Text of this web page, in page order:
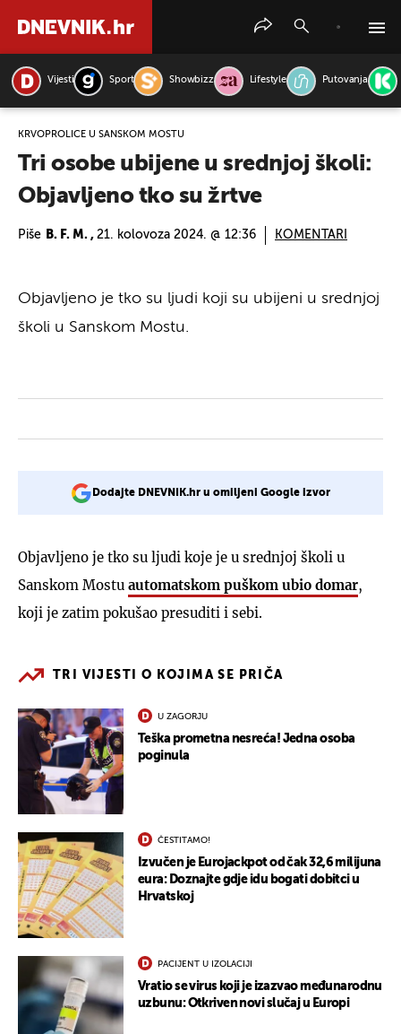
Vijesti Sport Showbizz Lifestyle Putovanja
KRVOPROLIĆE U SANSKOM MOSTU
Tri osobe ubijene u srednjoj školi:
Objavljeno tko su žrtve
Piše B. F. M. , 21. kolovoza 2024. @ 12:36 KOMENTARI
Objavljeno je tko su ljudi koji su ubijeni u srednjoj
školi u Sanskom Mostu.
Dodajte DNEVNIK.hr u omiljeni Google izvor
Objavljeno je tko su ljudi koje je u srednjoj školi u
Sanskom Mostu automatskom puškom ubio domar,
koji je zatim pokušao presuditi i sebi.
TRI VIJESTI O KOJIMA SE PRIČA
U ZAGORJU
Teška prometna nesreća! Jedna osoba
poginula
ČESTITAMO!
Izvučen je Eurojackpot od čak 32,6 milijuna
eura: Doznajte gdje idu bogati dobitci u
Hrvatskoj
PACIJENT U IZOLACIJI
Vratio se virus koji je izazvao međunarodnu
uzbunu: Otkriven novi slučaj u Europi
PRETRAŽITE VIJESTI